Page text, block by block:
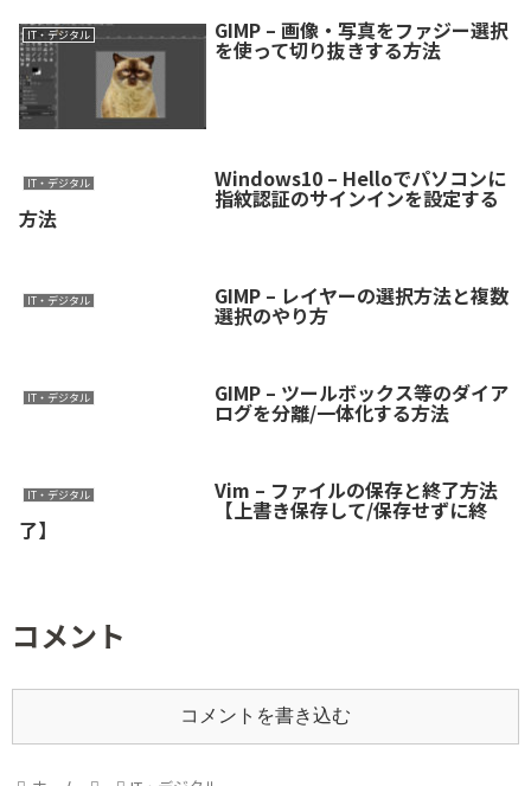
IT・デジタル GIMP – 画像・写真をファジー選択
を使って切り抜きする方法
IT・デジタル Windows10 – Helloでパソコンに
指紋認証のサインインを設定する
方法
IT・デジタル GIMP – レイヤーの選択方法と複数
選択のやり方
IT・デジタル GIMP – ツールボックス等のダイア
ログを分離/一体化する方法
IT・デジタル Vim – ファイルの保存と終了方法
【上書き保存して/保存せずに終
了】
コメント
コメントを書き込む